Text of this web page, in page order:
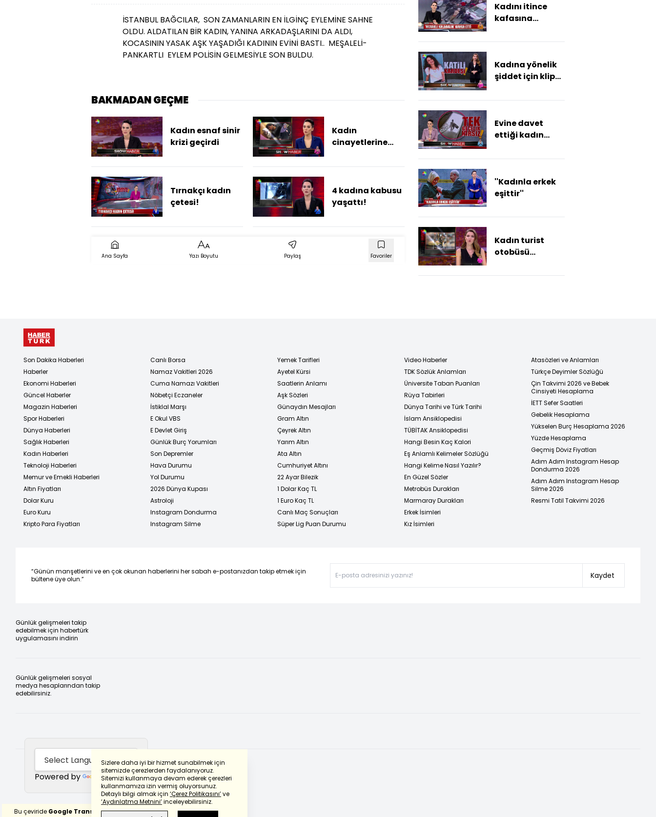
İSTANBUL BAĞCILAR, SON ZAMANLARIN EN İLGİNÇ EYLEMİNE SAHNE
OLDU. ALDATILAN BİR KADIN, YANINA ARKADAŞLARINI DA ALDI,
KOCASININ YASAK AŞK YAŞADIĞI KADININ EVİNİ BASTI.. MEŞALELİ-
PANKARTLI EYLEM POLİSİN GELMESİYLE SON BULDU.
BAKMADAN GEÇME
Kadın esnaf sinir
krizi geçirdi
Kadın
cinayetlerine
Tırnakçı kadın
çetesi!
4 kadına kabusu
yaşattı!
Ana Sayfa Yazı Boyutu Paylaş Favoriler
Kadını itince
kafasına
Kadına yönelik
şiddet için klip
Evine davet
ettiği kadın
''Kadınla erkek
eşittir''
Kadın turist
otobüsü
Sizlere daha iyi bir hizmet sunabilmek için
sitemizde çerezlerden faydalanıyoruz.
Sitemizi kullanmaya devam ederek çerezleri
kullanmamıza izin vermiş oluyorsunuz.
Detaylı bilgi almak için ‘Çerez Politikasını’ve
‘Aydınlatma Metnini’inceleyebilirsiniz.
Son Dakika Haberleri
Haberler
Ekonomi Haberleri
Güncel Haberler
Magazin Haberleri
Spor Haberleri
Dünya Haberleri
Sağlık Haberleri
Kadın Haberleri
Teknoloji Haberleri
Memur ve Emekli Haberleri
Altın Fiyatları
Dolar Kuru
Euro Kuru
Kripto Para Fiyatları
Canlı Borsa
Namaz Vakitleri 2026
Cuma Namazı Vakitleri
Nöbetçi Eczaneler
İstiklal Marşı
E Okul VBS
E Devlet Giriş
Günlük Burç Yorumları
Son Depremler
Hava Durumu
Yol Durumu
2026 Dünya Kupası
Astroloji
Instagram Dondurma
Instagram Silme
Yemek Tarifleri
Ayetel Kürsi
Saatlerin Anlamı
Aşk Sözleri
Günaydın Mesajları
Gram Altın
Çeyrek Altın
Yarım Altın
Ata Altın
Cumhuriyet Altını
22 Ayar Bilezik
1 Dolar Kaç TL
1 Euro Kaç TL
Canlı Maç Sonuçları
Süper Lig Puan Durumu
Video Haberler
TDK Sözlük Anlamları
Üniversite Taban Puanları
Rüya Tabirleri
Dünya Tarihi ve Türk Tarihi
İslam Ansiklopedisi
TÜBİTAK Ansiklopedisi
Hangi Besin Kaç Kalori
Eş Anlamlı Kelimeler Sözlüğü
Hangi Kelime Nasıl Yazılır?
En Güzel Sözler
Metrobüs Durakları
Marmaray Durakları
Erkek İsimleri
Kız İsimleri
Atasözleri ve Anlamları
Türkçe Deyimler Sözlüğü
Çin Takvimi 2026 ve Bebek
Cinsiyeti Hesaplama
İETT Sefer Saatleri
Gebelik Hesaplama
Yükselen Burç Hesaplama 2026
Yüzde Hesaplama
Geçmiş Döviz Fiyatları
Adım Adım Instagram Hesap
Dondurma 2026
Adım Adım Instagram Hesap
Silme 2026
Resmi Tatil Takvimi 2026
“Günün manşetlerini ve en çok okunan haberlerini her sabah e-postanızdan takip etmek için
bültene üye olun.”
Kaydet
Günlük gelişmeleri takip
edebilmek için habertürk
uygulamasını indirin
Günlük gelişmeleri sosyal
medya hesaplarından takip
edebilirsiniz.
Powered by Translate
Bu çeviride Google Transletekullanılmıştır.